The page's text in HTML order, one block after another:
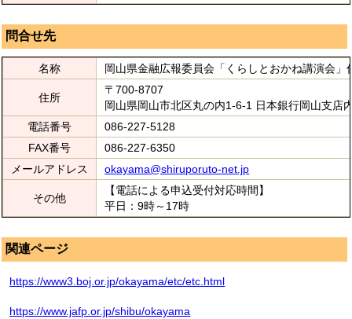
問合せ先
名称 岡山県金融広報委員会「くらしとおかね講演会」
住所
〒700-8707
岡山県岡山市北区丸の内1-6-1 日本銀行岡山支店
電話番号
086-227-5128
FAX番号
086-227-6350
メールアドレス
okayama@shiruporuto-net.jp
その他
【電話による申込受付対応時間】
平日：9時～17時
関連ページ
https://www3.boj.or.jp/okayama/etc/etc.html
https://www.jafp.or.jp/shibu/okayama